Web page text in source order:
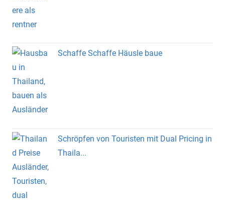
Schaffe Schaffe Häusle baue
Schröpfen von Touristen mit Dual Pricing in
Thaila...